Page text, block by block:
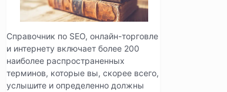
Справочник по SEO, онлайн-торговле
и интернету включает более 200
наиболее распространенных
терминов, которые вы, скорее всего,
услышите и определенно должны